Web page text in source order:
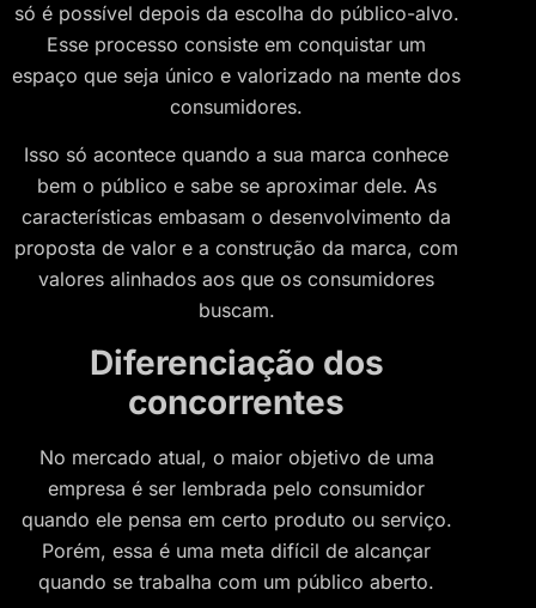
só é possível depois da escolha do público-alvo.
Esse processo consiste em conquistar um
espaço que seja único e valorizado na mente dos
consumidores.
Isso só acontece quando a sua marca conhece
bem o público e sabe se aproximar dele. As
características embasam o desenvolvimento da
proposta de valor e a construção da marca, com
valores alinhados aos que os consumidores
buscam.
Diferenciação dos
concorrentes
No mercado atual, o maior objetivo de uma
empresa é ser lembrada pelo consumidor
quando ele pensa em certo produto ou serviço.
Porém, essa é uma meta difícil de alcançar
quando se trabalha com um público aberto.